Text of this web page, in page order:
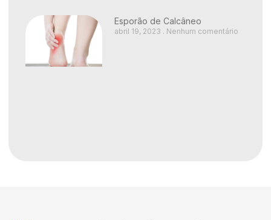
Esporão de Calcâneo
abril 19, 2023 Nenhum comentário